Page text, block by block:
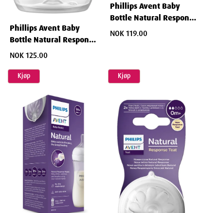
Phillips Avent Baby
Bottle Natural Response
AirFree Vent 0 mnd+ 125
NOK 125.00
Kjøp
Phillips Avent Baby
Bottle Natural Response
0 mnd+ 125 ml
NOK 119.00
Kjøp